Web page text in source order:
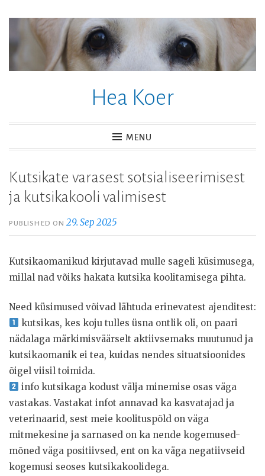
content
Hea Koer
MENU
Kutsikate varasest sotsialiseerimisest
ja kutsikakooli valimisest
PUBLISHED ON29. Sep 2025
Kutsikaomanikud kirjutavad mulle sageli küsimusega,
millal nad võiks hakata kutsika koolitamisega pihta.
Need küsimused võivad lähtuda erinevatest ajenditest:
kutsikas, kes koju tulles üsna ontlik oli, on paari
nädalaga märkimisväärselt aktiivsemaks muutunud ja
kutsikaomanik ei tea, kuidas nendes situatsioonides
õigel viisil toimida.
info kutsikaga kodust välja minemise osas väga
vastakas. Vastakat infot annavad ka kasvatajad ja
veterinaarid, sest meie koolituspõld on väga
mitmekesine ja sarnased on ka nende kogemused-
mõned väga positiivsed, ent on ka väga negatiivseid
kogemusi seoses kutsikakoolidega.